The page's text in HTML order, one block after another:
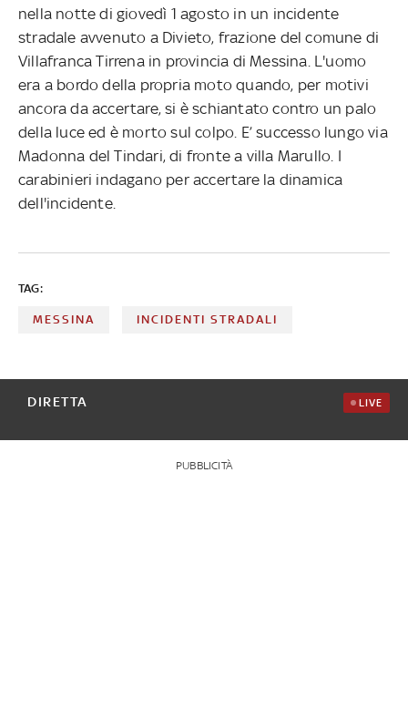
nella notte di giovedì 1 agosto in un incidente
stradale avvenuto a Divieto, frazione del comune di
Villafranca Tirrena in provincia di Messina. L'uomo
era a bordo della propria moto quando, per motivi
ancora da accertare, si è schiantato contro un palo
della luce ed è morto sul colpo. E’ successo lungo via
Madonna del Tindari, di fronte a villa Marullo. I
carabinieri indagano per accertare la dinamica
dell'incidente.
TAG:
MESSINA INCIDENTI STRADALI
DIRETTA LIVE
PUBBLICITÀ